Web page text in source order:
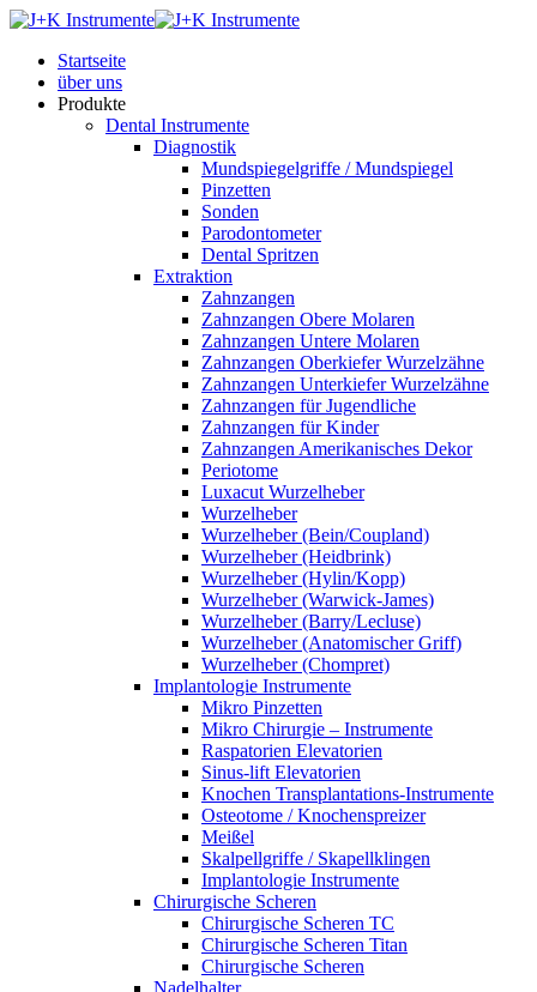
Startseite
über uns
Produkte
Dental Instrumente
Diagnostik
Mundspiegelgriffe / Mundspiegel
Pinzetten
Sonden
Parodontometer
Dental Spritzen
Extraktion
Zahnzangen
Zahnzangen Obere Molaren
Zahnzangen Untere Molaren
Zahnzangen Oberkiefer Wurzelzähne
Zahnzangen Unterkiefer Wurzelzähne
Zahnzangen für Jugendliche
Zahnzangen für Kinder
Zahnzangen Amerikanisches Dekor
Periotome
Luxacut Wurzelheber
Wurzelheber
Wurzelheber (Bein/Coupland)
Wurzelheber (Heidbrink)
Wurzelheber (Hylin/Kopp)
Wurzelheber (Warwick-James)
Wurzelheber (Barry/Lecluse)
Wurzelheber (Anatomischer Griff)
Wurzelheber (Chompret)
Implantologie Instrumente
Mikro Pinzetten
Mikro Chirurgie – Instrumente
Raspatorien Elevatorien
Sinus-lift Elevatorien
Knochen Transplantations-Instrumente
Osteotome / Knochenspreizer
Meißel
Skalpellgriffe / Skapellklingen
Implantologie Instrumente
Chirurgische Scheren
Chirurgische Scheren TC
Chirurgische Scheren Titan
Chirurgische Scheren
Nadelhalter